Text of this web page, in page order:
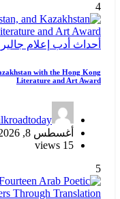
4
أحداث أدب إعلام
with the Hong Kong
Literature and Art Award
أغسطس 8, 2026
15 views
5